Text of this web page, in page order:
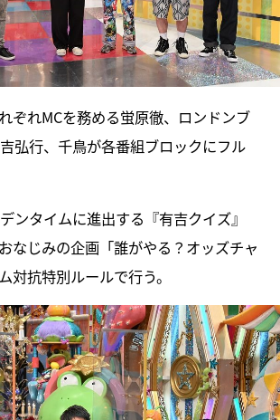
ぞれMCを務める蛍原徹、ロンドンブ
弘行、千鳥が各番組ブロックにフル
ンタイムに進出する『有吉クイズ』
なじみの企画「誰がやる？オッズチャ
対抗特別ルールで行う。